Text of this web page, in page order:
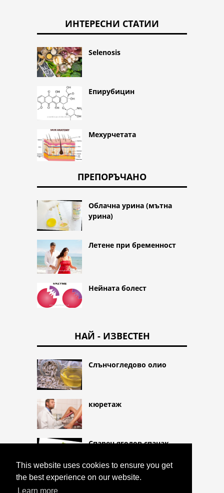
This website uses cookies to ensure you get
the best experience on our website.
Learn more
ИНТЕРЕСНИ СТАТИИ
Selenosis
Епирубицин
Мехурчетата
ПРЕПОРЪЧАНО
Облачна урина (мътна
урина)
Летене при бременност
Нейната болест
НАЙ - ИЗВЕСТЕН
Слънчогледово олио
кюретаж
Спарен ягодов спанак